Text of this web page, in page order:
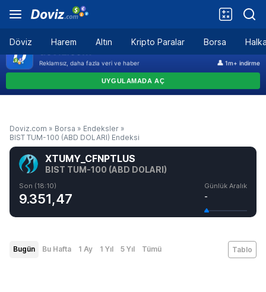
Döviz Harem Altın Kripto Paralar Borsa
Doviz.com » Borsa » Endeksler »
BIST TUM-100 (ABD DOLARI) Endeksi
XTUMY_CFNPTLUS
BIST TUM-100 (ABD DOLARI)
Son (18:10)
9.351,47
Günlük Aralık
-
Bugün Bu Hafta 1 Ay 1 Yıl 5 Yıl Tümü Tablo